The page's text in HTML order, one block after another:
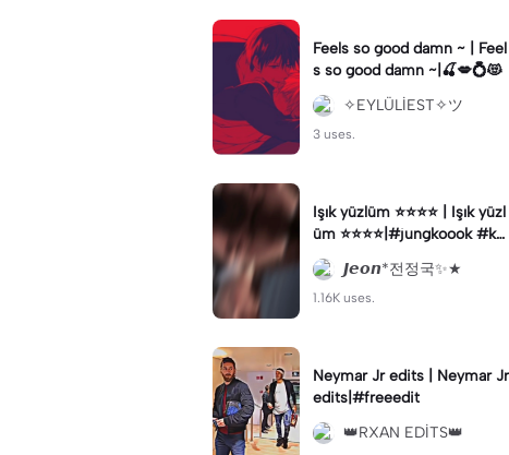
Feels so good damn ~ | Feel
s so good damn ~|🍒💋💍😻
✧EYLÜLİEST✧ツ
3 uses.
Işık yüzlüm ⭐️⭐️⭐️⭐️ | Işık yüzl
üm ⭐️⭐️⭐️⭐️|#jungkoook #ke
şfetbeniöneçıkart #jk#keşf
etbeniöneçıkar
𝙅𝙚𝙤𝙣*전정국✨★
1.16K uses.
Neymar Jr edits | Neymar Jr
edits|#freeedit
👑RXAN EDİTS👑